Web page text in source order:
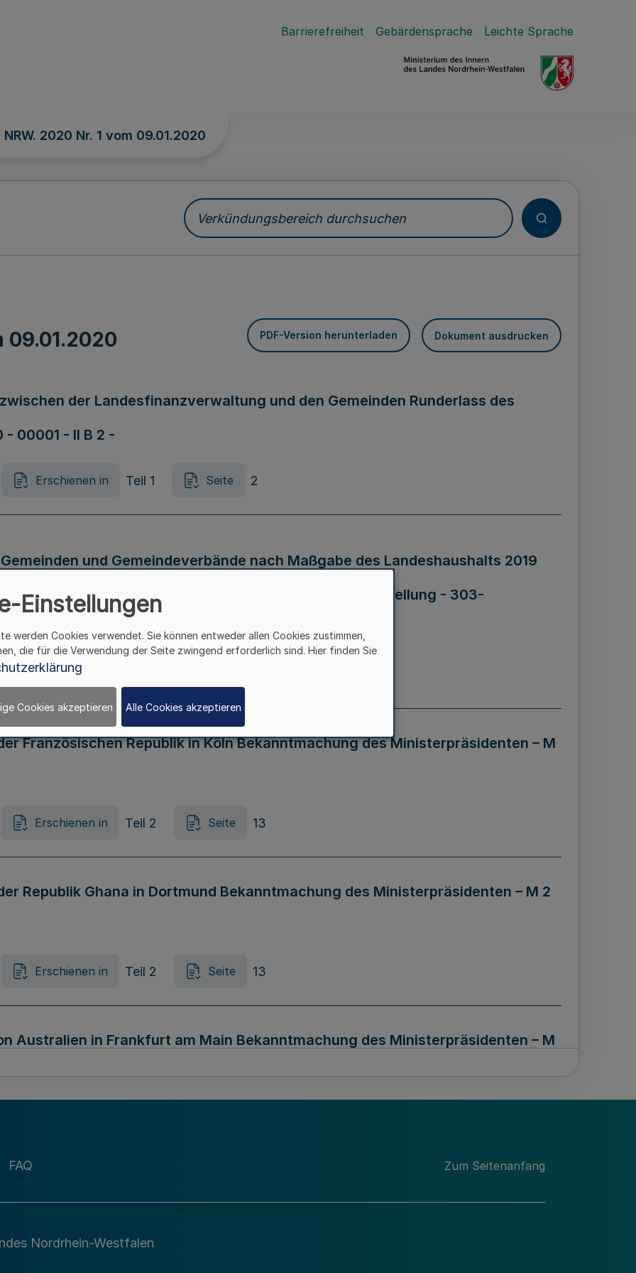
Barrierefreiheit Gebärdensprache Leichte Sprache
NRW. 2020 Nr. 1 vom 09.01.2020
Verkündungsbereich durchsuchen
09.01.2020 PDF-Version herunterladen Dokument ausdrucken
der Landesfinanzverwaltung und den Gemeinden Runderlass des
- 00001 - II B 2 -
Erschienen in Teil 1 Seite 2
und Gemeindeverbände nach Maßgabe des Landeshaushalts 2019
Ministeriums für Heimat, Kommunales, Bau und Gleichstellung - 303-
der Finanzen - KomF - 5010 - 19 – VI B 2 -
Erschienen in
Französischen Republik in Köln Bekanntmachung des Ministerpräsidenten – M
Erschienen in Teil 2 Seite 13
Republik Ghana in Dortmund Bekanntmachung des Ministerpräsidenten – M 2
Erschienen in Teil 2 Seite 13
Australien in Frankfurt am Main Bekanntmachung des Ministerpräsidenten – M
FAQ Zum Seitenanfang
Nordrhein-Westfalen
Einstellungen
werden Cookies verwendet. Sie können entweder allen Cookies zustimmen,
die für die Verwendung der Seite zwingend erforderlich sind. Hier finden Sie
Cookies akzeptieren Alle Cookies akzeptieren